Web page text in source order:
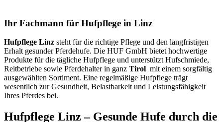
Ihr Fachmann für Hufpflege in Linz
Hufpflege Linz steht für die richtige Pflege und den langfristigen
Erhalt gesunder Pferdehufe. Die HUF GmbH bietet hochwertige
Produkte für die tägliche Hufpflege und unterstützt Hufschmiede,
Reitbetriebe sowie Pferdehalter in ganz Tirol mit einem sorgfältig
ausgewählten Sortiment. Eine regelmäßige Hufpflege trägt
wesentlich zur Gesundheit, Belastbarkeit und Leistungsfähigkeit
Ihres Pferdes bei.
Hufpflege Linz– Gesunde Hufe durch die